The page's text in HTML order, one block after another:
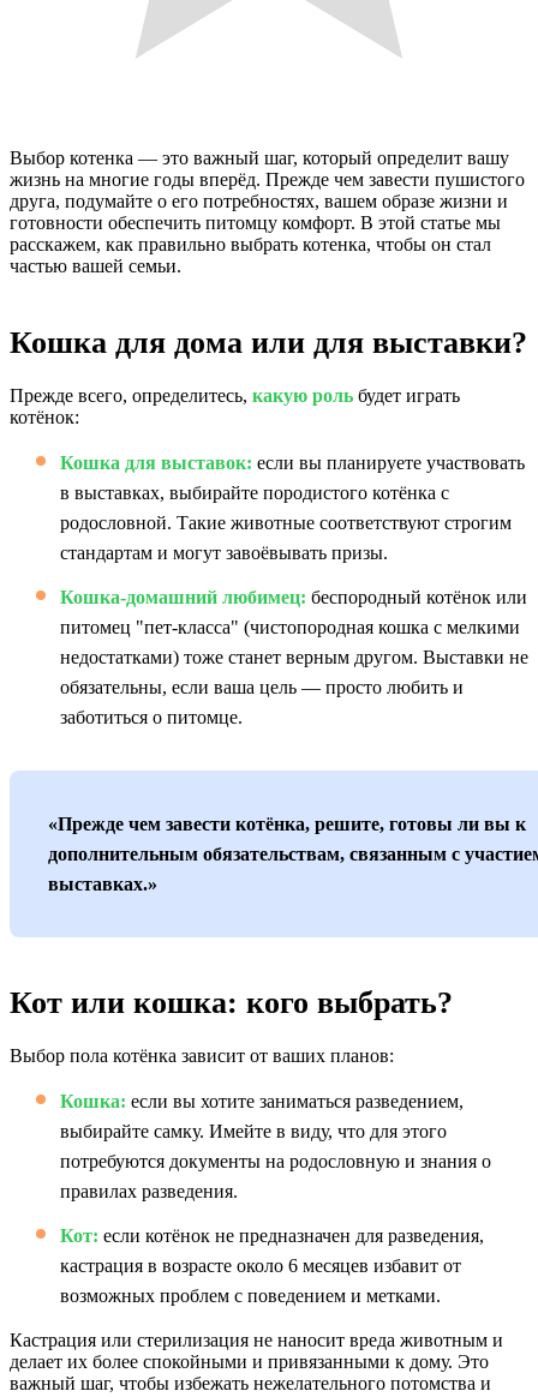
Выбор котенка — это важный шаг, который определит вашу
жизнь на многие годы вперёд. Прежде чем завести пушистого
друга, подумайте о его потребностях, вашем образе жизни и
готовности обеспечить питомцу комфорт. В этой статье мы
расскажем, как правильно выбрать котенка, чтобы он стал
частью вашей семьи.
Кошка для дома или для выставки?
Прежде всего, определитесь, какую роль будет играть
котёнок:
Кошка для выставок: если вы планируете участвовать
в выставках, выбирайте породистого котёнка с
родословной. Такие животные соответствуют строгим
стандартам и могут завоёвывать призы.
Кошка-домашний любимец: беспородный котёнок или
питомец "пет-класса" (чистопородная кошка с мелкими
недостатками) тоже станет верным другом. Выставки не
обязательны, если ваша цель — просто любить и
заботиться о питомце.
«Прежде чем завести котёнка, решите, готовы ли вы к
дополнительным обязательствам, связанным с
выставках.»
Кот или кошка: кого выбрать?
Выбор пола котёнка зависит от ваших планов:
Кошка: если вы хотите заниматься разведением,
выбирайте самку. Имейте в виду, что для этого
потребуются документы на родословную и знания о
правилах разведения.
Кот: если котёнок не предназначен для разведения,
кастрация в возрасте около 6 месяцев избавит от
возможных проблем с поведением и метками.
Кастрация или стерилизация не наносит вреда животным и
делает их более спокойными и привязанными к дому. Это
важный шаг, чтобы избежать нежелательного потомства и